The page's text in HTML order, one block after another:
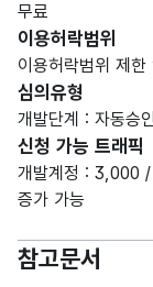
무료
이용허락범위
이용허락범위 제한
심의유형
개발단계 : 자동승
신청 가능 트래픽
개발계정 : 3,000 /
증가 가능
참고문서